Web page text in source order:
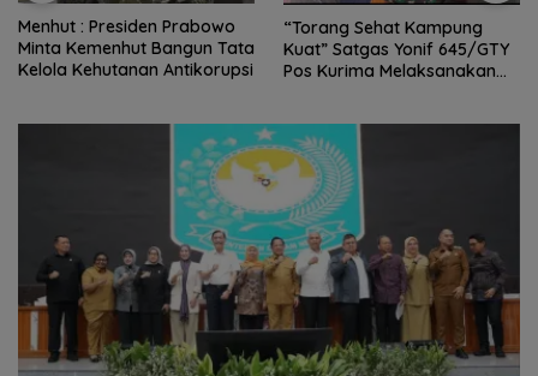
Menhut : Presiden Prabowo
Minta Kemenhut Bangun Tata
Kelola Kehutanan Antikorupsi
“Torang Sehat Kampung
Kuat” Satgas Yonif 645/GTY
Pos Kurima Melaksanakan